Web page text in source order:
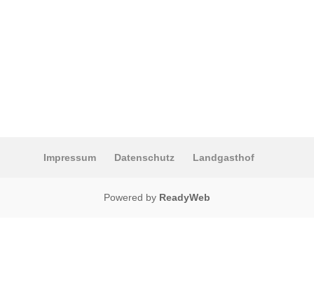
Impressum Datenschutz Landgasthof
Powered by ReadyWeb